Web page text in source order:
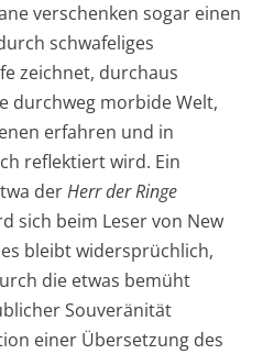
verschenken sogar einen
schwafeliges
zeichnet, durchaus
durchweg morbide Welt,
erfahren und in
reflektiert wird. Ein
derHerr der Ringe
sich beim Leser von New
bleibt widersprüchlich,
die etwas bemüht
Souveränität
einer Übersetzung des